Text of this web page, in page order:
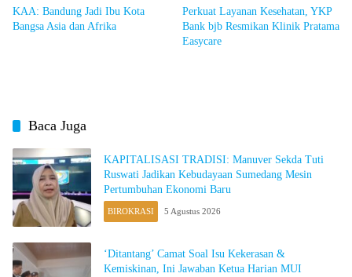
KAA: Bandung Jadi Ibu Kota
Bangsa Asia dan Afrika
Perkuat Layanan Kesehatan, YKP
Bank bjb Resmikan Klinik Pratama
Easycare
Baca Juga
KAPITALISASI TRADISI: Manuver Sekda Tuti
Ruswati Jadikan Kebudayaan Sumedang Mesin
Pertumbuhan Ekonomi Baru
BIROKRASI 5 Agustus 2026
‘Ditantang’ Camat Soal Isu Kekerasan &
Kemiskinan, Ini Jawaban Ketua Harian MUI